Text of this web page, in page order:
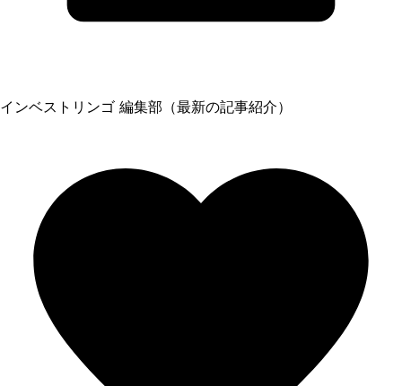
インベストリンゴ 編集部（最新の記事紹介）